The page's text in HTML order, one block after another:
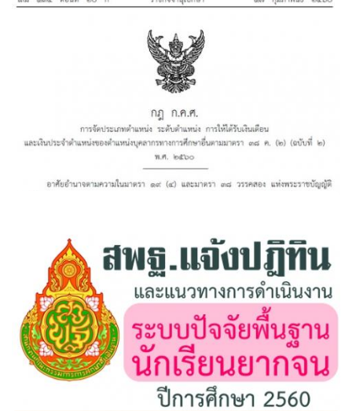
เดือนและเงินประจำตำแหน่งของบุคลากรฯ